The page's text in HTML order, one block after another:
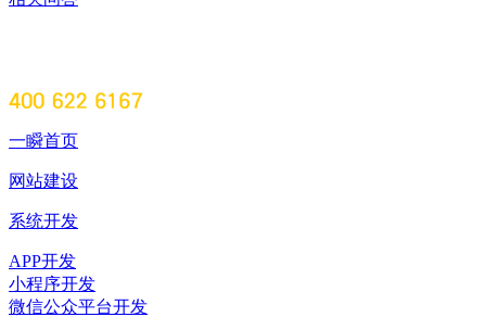
一瞬首页
网站建设
系统开发
APP开发
小程序开发
微信公众平台开发